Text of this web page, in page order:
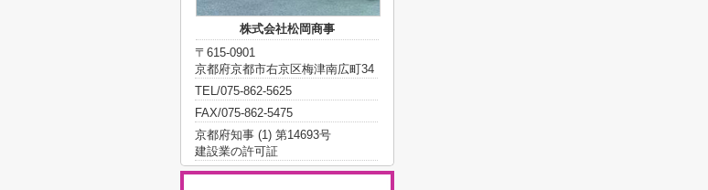
株式会社松岡商事
〒615-0901
京都府京都市右京区梅津南広町34
TEL/075-862-5625
FAX/075-862-5475
京都府知事 (1) 第14693号
建設業の許可証